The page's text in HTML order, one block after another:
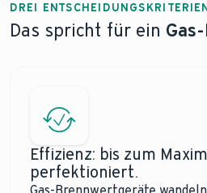
DREI
Das spricht für ein
Effizienz: bis zum
perfektioniert.